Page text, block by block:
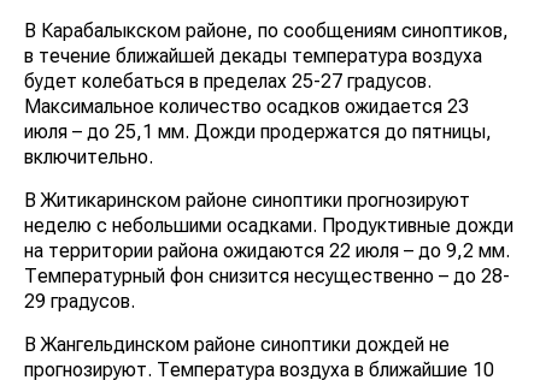
В Карабалыкском районе, по сообщениям синоптиков,
в течение ближайшей декады температура воздуха
будет колебаться в пределах 25-27 градусов.
Максимальное количество осадков ожидается 23
июля – до 25,1 мм. Дожди продержатся до пятницы,
включительно.
В Житикаринском районе синоптики прогнозируют
неделю с небольшими осадками. Продуктивные дожди
на территории района ожидаются 22 июля – до 9,2 мм.
Температурный фон снизится несущественно – до 28-
29 градусов.
В Жангельдинском районе синоптики дождей не
прогнозируют. Температура воздуха в ближайшие 10